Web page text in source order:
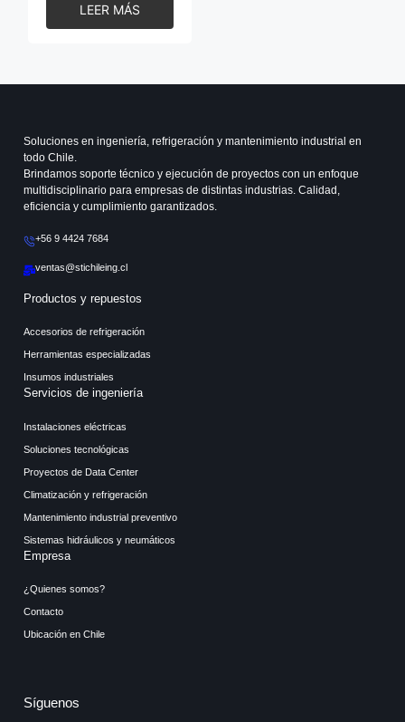
LEER MÁS
Soluciones en ingeniería, refrigeración y mantenimiento industrial en
todo Chile.
Brindamos soporte técnico y ejecución de proyectos con un enfoque
multidisciplinario para empresas de distintas industrias. Calidad,
eficiencia y cumplimiento garantizados.
+56 9 4424 7684
ventas@stichileing.cl
Productos y repuestos
Accesorios de refrigeración
Herramientas especializadas
Insumos industriales
Servicios de ingeniería
Instalaciones eléctricas
Soluciones tecnológicas
Proyectos de Data Center
Climatización y refrigeración
Mantenimiento industrial preventivo
Sistemas hidráulicos y neumáticos
Empresa
¿Quienes somos?
Contacto
Ubicación en Chile
Síguenos